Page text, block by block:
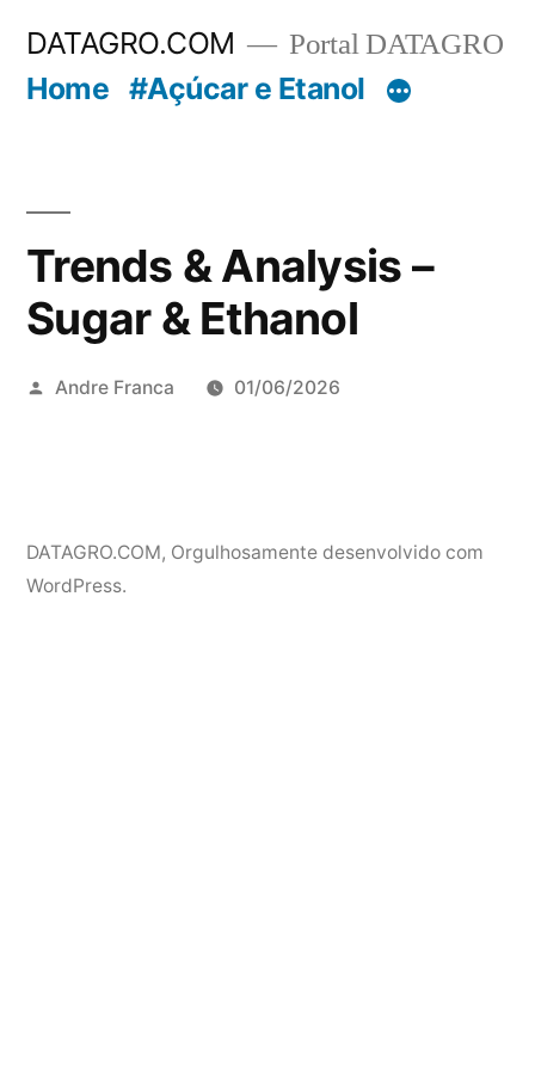
DATAGRO.COM Portal DATAGRO
Home #Açúcar e Etanol
Trends & Analysis –
Sugar & Ethanol
Publicado
Andre Franca 01/06/2026
DATAGRO.COM, Orgulhosamente desenvolvido com
WordPress.